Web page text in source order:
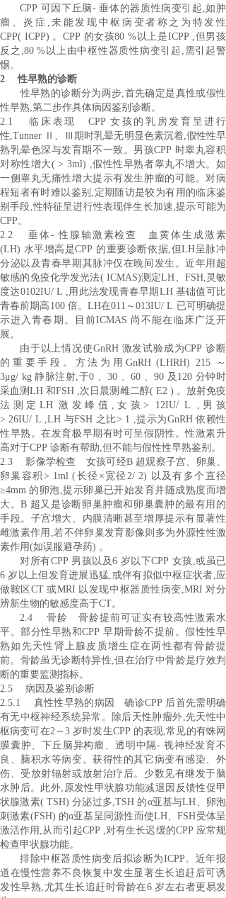
CPP 可因下丘脑- 垂体的器质性病变引起,如肿
瘤、炎症,未能发现中枢病变者称之为特发性
CPP( ICPP) 。CPP 的女孩80 %以上是ICPP ,但男孩
反之,80 %以上由中枢性器质性病变引起,需引起警
惕。
2 性早熟的诊断
性早熟的诊断分为两步,首先确定是真性或假性
性早熟,第二步作具体病因鉴别诊断。
2.1 临床表现 CPP 女孩的乳房发育呈进行
性,Tunner Ⅱ、Ⅲ期时乳晕无明显色素沉着,假性性早
熟乳晕色深与发育期不一致。男孩CPP 时睾丸容积
对称性增大( > 3ml) ,假性性早熟者睾丸不增大。如
一侧睾丸无痛性增大提示有发生肿瘤的可能。对病
程短者有时难以鉴别,定期随访是较为有用的临床鉴
别手段,性特征呈进行性表现伴生长加速,提示可能为
CPP。
2.2 垂体- 性腺轴激素检查 血黄体生成激素
(LH) 水平增高是CPP 的重要诊断依据,但LH呈脉冲
分泌以及青春早期其脉冲仅在晚间发生。近年用超
敏感的免疫化学发光法( ICMAS)测定LH、FSH,灵敏
度达0102IU/ L ,用此法发现青春早期LH 基础值可比
青春前期高100 倍。LH在011～013IU/ L 已可明确提
示进入青春期。目前ICMAS 尚不能在临床广泛开
展。
由于以上情况使GnRH 激发试验成为CPP 诊断
的重要手段。方法为用GnRH (LHRH) 215 ～
3μg/ kg 静脉注射,于0 、30 、60 、90 及120 分钟时
采血测LH 和FSH ,次日晨测雌二醇( E2 ) 。放射免疫
法测定LH 激发峰值,女孩> 12IU/ L ,男孩
> 26IU/ L ,LH 与FSH 之比> 1 ,提示为GnRH 依赖性
性早熟。在发育极早期有时可呈假阴性。性激素升
高对于CPP 诊断有帮助,但不能与假性性早熟鉴别。
2.3 影像学检查 女孩可经B 超观察子宫、卵巢。
卵巢容积> 1ml (长径×宽径2/ 2) 以及有多个直径
≥4mm 的卵泡,提示卵巢已开始发育并随成熟度而增
大。B 超又是诊断卵巢肿瘤和卵巢囊肿的最有用的
手段。子宫增大、内膜清晰甚至增厚提示有显著性
雌激素作用,若不伴卵巢发育影像则多为外源性性激
素作用(如误服避孕药) 。
对所有CPP 男孩以及6 岁以下CPP 女孩,或虽已
6 岁以上但发育进展迅猛,或伴有拟似中枢症状者,应
做鞍区CT 或MRI 以发现中枢器质性病变,MRI 对分
辨新生物的敏感度高于CT。
2.4 骨龄 骨龄提前可证实有较高性激素水
平。部分性早熟和CPP 早期骨龄不提前。假性性早
熟如先天性肾上腺皮质增生症在两性都有骨龄提
前。骨龄虽无诊断特异性,但在治疗中骨龄是疗效判
断的重要监测指标。
2.5 病因及鉴别诊断
2.5.1 真性性早熟的病因 确诊CPP 后首先需明确
有无中枢神经系统异常。除后天性肿瘤外,先天性中
枢病变可在2～3 岁时发生CPP 的表现,常见的有蛛网
膜囊肿、下丘脑异构瘤、透明中隔- 视神经发育不
良、脑积水等病变。获得性的其它病变有感染、外
伤、受放射辐射或放射治疗后。少数见有继发于脑
水肿后。此外,原发性甲状腺功能减退因反馈性促甲
状腺激素( TSH) 分泌过多,TSH 的α亚基与LH、卵泡
刺激素(FSH) 的α亚基呈同源性而使LH、FSH受体呈
激活作用,从而引起CPP ,对有生长迟缓的CPP 应常规
检查甲状腺功能。
排除中枢器质性病变后拟诊断为ICPP。近年报
道在慢性营养不良恢复中发生显著生长追赶后可诱
发性早熟,尤其生长追赶时骨龄在6 岁左右者更易发